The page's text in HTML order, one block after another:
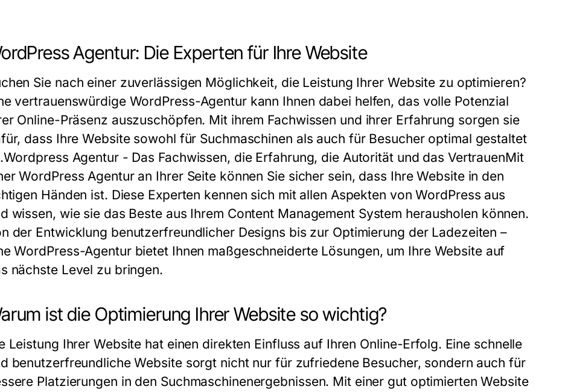
Agentur: Die Experten für Ihre Website
Sie nach einer zuverlässigen Möglichkeit, die Leistung Ihrer Website zu optimieren?
vertrauenswürdige WordPress-Agentur kann Ihnen dabei helfen, das volle Potenzial
Online-Präsenz auszuschöpfen. Mit ihrem Fachwissen und ihrer Erfahrung sorgen sie
dass Ihre Website sowohl für Suchmaschinen als auch für Besucher optimal gestaltet
Agentur - Das Fachwissen, die Erfahrung, die Autorität und das VertrauenMit
WordPress Agenturan Ihrer Seite können Sie sicher sein, dass Ihre Website in den
Händen ist. Diese Experten kennen sich mit allen Aspekten von WordPress aus
wissen, wie sie das Beste aus Ihrem Content Management System herausholen können.
der Entwicklung benutzerfreundlicher Designs bis zur Optimierung der Ladezeiten –
WordPress-Agentur bietet Ihnen maßgeschneiderte Lösungen, um Ihre Website auf
nächste Level zu bringen.
ist die Optimierung Ihrer Website so wichtig?
Leistung Ihrer Website hat einen direkten Einfluss auf Ihren Online-Erfolg. Eine schnelle
benutzerfreundliche Website sorgt nicht nur für zufriedene Besucher, sondern auch für
Platzierungen in den Suchmaschinenergebnissen. Mit einer gut optimierten Website